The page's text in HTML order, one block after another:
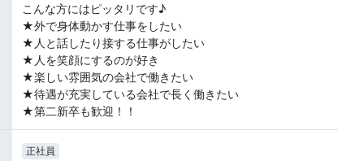
こんな方にはピッタリです♪
★外で身体動かす仕事をしたい
★人と話したり接する仕事がしたい
★人を笑顔にするのが好き
★楽しい雰囲気の会社で働きたい
★待遇が充実している会社で長く働きたい
★第二新卒も歓迎！！
正社員